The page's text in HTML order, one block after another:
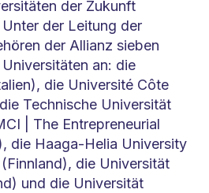
der Zukunft
der Leitung der
der Allianz sieben
an: die
die Université Côte
Technische Universität
| The Entrepreneurial
die Haaga-Helia University
die Universität
und die Universität